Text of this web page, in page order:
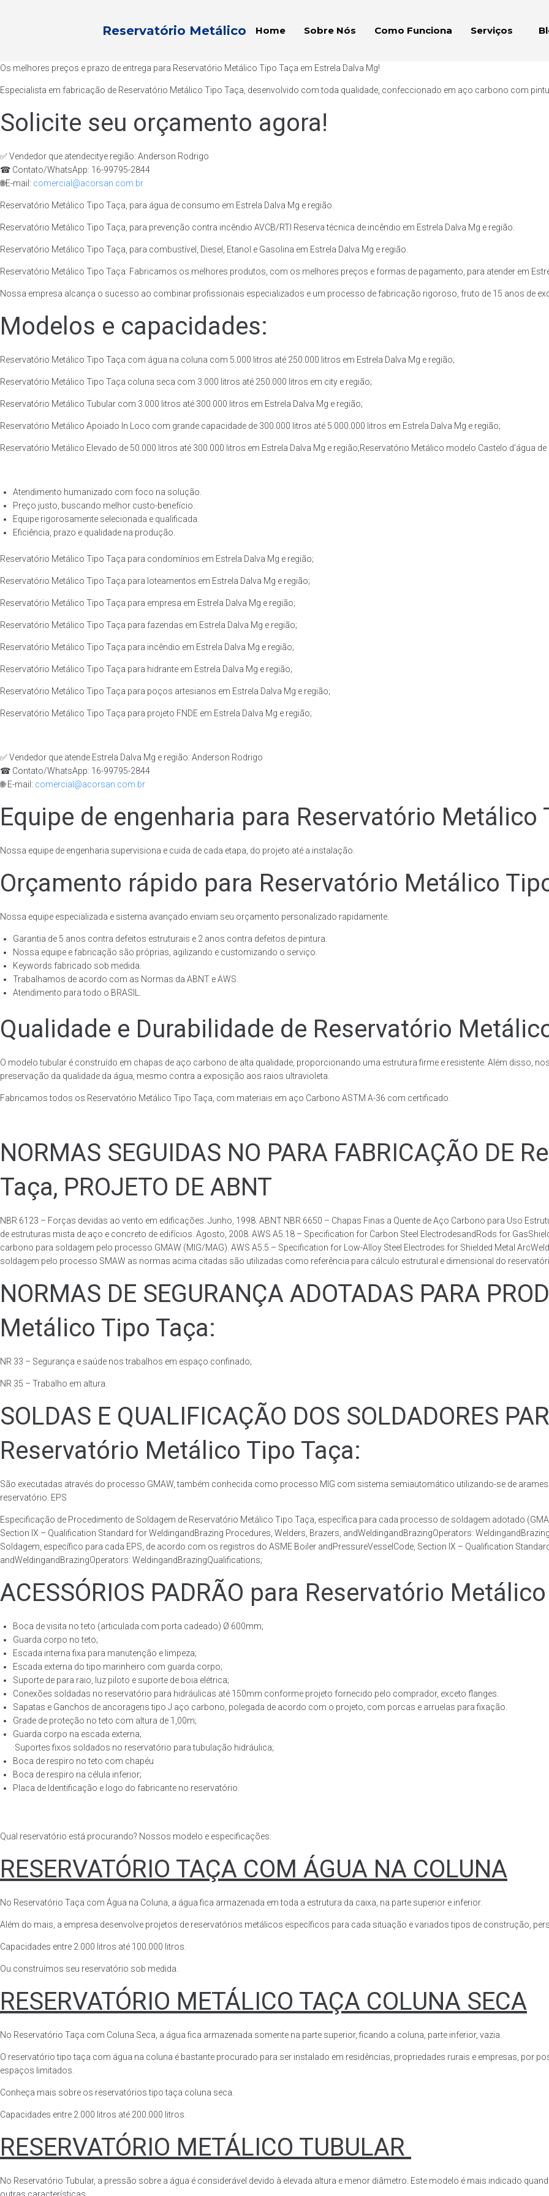
Reservatório Metálico Home Sobre Nós Como Funciona Serviços
Os melhores preços e prazo de entrega para Reservatório Metálico Tipo Taça em Estrela Dalva Mg!
Especialista em fabricação de Reservatório Metálico Tipo Taça, desenvolvido com toda qualidade, confeccionado em aço carbono com
Solicite seu orçamento agora!
✅ Vendedor que atendecitye região: Anderson Rodrigo
☎ Contato/WhatsApp: 16-99795-2844
🌐E-mail: comercial@acorsan.com.br
Reservatório Metálico Tipo Taça, para água de consumo em Estrela Dalva Mg e região.
Reservatório Metálico Tipo Taça, para prevenção contra incêndio AVCB/RTI Reserva técnica de incêndio em Estrela Dalva Mg e região.
Reservatório Metálico Tipo Taça, para combustível, Diesel, Etanol e Gasolina em Estrela Dalva Mg e região.
Reservatório Metálico Tipo Taça: Fabricamos os melhores produtos, com os melhores preços e formas de pagamento, para atender em
Nossa empresa alcança o sucesso ao combinar profissionais especializados e um processo de fabricação rigoroso, fruto de 15 anos de
Modelos e capacidades:
Reservatório Metálico Tipo Taça com água na coluna com 5.000 litros até 250.000 litros em Estrela Dalva Mg e região;
Reservatório Metálico Tipo Taça coluna seca com 3.000 litros até 250.000 litros em city e região;
Reservatório Metálico Tubular com 3.000 litros até 300.000 litros em Estrela Dalva Mg e região;
Reservatório Metálico Apoiado In Loco com grande capacidade de 300.000 litros até 5.000.000 litros em Estrela Dalva Mg e região;
Reservatório Metálico Elevado de 50.000 litros até 300.000 litros em Estrela Dalva Mg e região;Reservatório Metálico modelo Castelo d’água
Atendimento humanizado com foco na solução.
Preço justo, buscando melhor custo-benefício.
Equipe rigorosamente selecionada e qualificada.
Eficiência, prazo e qualidade na produção.
Reservatório Metálico Tipo Taça para condomínios em Estrela Dalva Mg e região;
Reservatório Metálico Tipo Taça para loteamentos em Estrela Dalva Mg e região;
Reservatório Metálico Tipo Taça para empresa em Estrela Dalva Mg e região;
Reservatório Metálico Tipo Taça para fazendas em Estrela Dalva Mg e região;
Reservatório Metálico Tipo Taça para incêndio em Estrela Dalva Mg e região;
Reservatório Metálico Tipo Taça para hidrante em Estrela Dalva Mg e região;
Reservatório Metálico Tipo Taça para poços artesianos em Estrela Dalva Mg e região;
Reservatório Metálico Tipo Taça para projeto FNDE em Estrela Dalva Mg e região;
✅ Vendedor que atende Estrela Dalva Mg e região: Anderson Rodrigo
☎ Contato/WhatsApp: 16-99795-2844
🌐 E-mail: comercial@acorsan.com.br
Equipe de engenharia para Reservatório Metálico
Nossa equipe de engenharia supervisiona e cuida de cada etapa, do projeto até a instalação.
Orçamento rápido para Reservatório Metálico
Nossa equipe especializada e sistema avançado enviam seu orçamento personalizado rapidamente.
Garantia de 5 anos contra defeitos estruturais e 2 anos contra defeitos de pintura.
Nossa equipe e fabricação são próprias, agilizando e customizando o serviço.
Keywords fabricado sob medida.
Trabalhamos de acordo com as Normas da ABNT e AWS.
Atendimento para todo o BRASIL.
Qualidade e Durabilidade de Reservatório
O modelo tubular é construído em chapas de aço carbono de alta qualidade, proporcionando uma estrutura firme e resistente. Além disso,
preservação da qualidade da água, mesmo contra a exposição aos raios ultravioleta.
Fabricamos todos os Reservatório Metálico Tipo Taça, com materiais em aço Carbono ASTM A-36 com certificado.
NORMAS SEGUIDAS NO PARA FABRICAÇÃO DE
Taça, PROJETO DE ABNT
NBR 6123 – Forças devidas ao vento em edificações. Junho, 1998. ABNT NBR 6650 – Chapas Finas a Quente de Aço Carbono para Uso
de estruturas mista de aço e concreto de edifícios. Agosto, 2008. AWS A5.18 – Specification for Carbon Steel ElectrodesandRods for
carbono para soldagem pelo processo GMAW (MIG/MAG). AWS A5.5 – Specification for Low-Alloy Steel Electrodes for Shielded Metal
soldagem pelo processo SMAW as normas acima citadas são utilizadas como referência para cálculo estrutural e dimensional do
NORMAS DE SEGURANÇA ADOTADAS PARA
Metálico Tipo Taça:
NR 33 – Segurança e saúde nos trabalhos em espaço confinado;
NR 35 – Trabalho em altura.
SOLDAS E QUALIFICAÇÃO DOS SOLDADORES
Reservatório Metálico Tipo Taça:
São executadas através do processo GMAW, também conhecida como processo MIG com sistema semiautomático utilizando-se de
reservatório. EPS
Especificação de Procedimento de Soldagem de Reservatório Metálico Tipo Taça, específica para cada processo de soldagem adotado
Section IX – Qualification Standard for WeldingandBrazing Procedures, Welders, Brazers, andWeldingandBrazingOperators:
Soldagem, específico para cada EPS, de acordo com os registros do ASME Boiler andPressureVesselCode, Section IX – Qualification
andWeldingandBrazingOperators: WeldingandBrazingQualifications;
ACESSÓRIOS PADRÃO para Reservatório
Boca de visita no teto (articulada com porta cadeado) Ø 600mm;
Guarda corpo no teto;
Escada interna fixa para manutenção e limpeza;
Escada externa do tipo marinheiro com guarda corpo;
Suporte de para raio, luz piloto e suporte de boia elétrica;
Conexões soldadas no reservatório para hidráulicas até 150mm conforme projeto fornecido pelo comprador, exceto flanges.
Sapatas e Ganchos de ancoragens tipo J aço carbono, polegada de acordo com o projeto, com porcas e arruelas para fixação.
Grade de proteção no teto com altura de 1,00m;
Guarda corpo na escada externa;
·Suportes fixos soldados no reservatório para tubulação hidráulica;
Boca de respiro no teto com chapéu
Boca de respiro na célula inferior;
Placa de Identificação e logo do fabricante no reservatório.
Qual reservatório está procurando? Nossos modelo e especificações:
RESERVATÓRIO TAÇA COM ÁGUA NA COLUNA
No Reservatório Taça com Água na Coluna, a água fica armazenada em toda a estrutura da caixa, na parte superior e inferior.
Além do mais, a empresa desenvolve projetos de reservatórios metálicos específicos para cada situação e variados tipos de construção,
Capacidades entre 2.000 litros até 100.000 litros.
Ou construímos seu reservatório sob medida.
RESERVATÓRIO METÁLICO TAÇA COLUNA SECA
No Reservatório Taça com Coluna Seca, a água fica armazenada somente na parte superior, ficando a coluna, parte inferior, vazia.
O reservatório tipo taça com água na coluna é bastante procurado para ser instalado em residências, propriedades rurais e empresas, por
espaços limitados.
Conheça mais sobre os reservatórios tipo taça coluna seca.
Capacidades entre 2.000 litros até 200.000 litros.
RESERVATÓRIO METÁLICO TUBULAR
No Reservatório Tubular, a pressão sobre a água é considerável devido à elevada altura e menor diâmetro. Este modelo é mais indicado